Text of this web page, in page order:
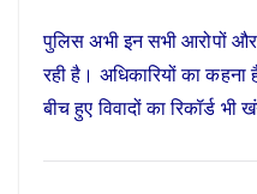
पुलिस अभी इन सभी आरोपों
रही है। अधिकारियों का कहना
बीच हुए विवादों का रिकॉर्ड भी